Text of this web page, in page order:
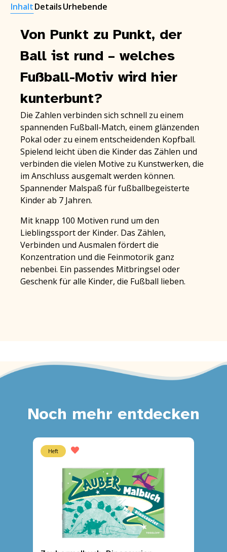
InhaltDetailsUrhebende
Von Punkt zu Punkt, der
Ball ist rund – welches
Fußball-Motiv wird hier
kunterbunt?
Die Zahlen verbinden sich schnell zu einem
spannenden Fußball-Match, einem glänzenden
Pokal oder zu einem entscheidenden Kopfball.
Spielend leicht üben die Kinder das Zählen und
verbinden die vielen Motive zu Kunstwerken, die
im Anschluss ausgemalt werden können.
Spannender Malspaß für fußballbegeisterte
Kinder ab 7 Jahren.
Mit knapp 100 Motiven rund um den
Lieblingssport der Kinder. Das Zählen,
Verbinden und Ausmalen fördert die
Konzentration und die Feinmotorik ganz
nebenbei. Ein passendes Mitbringsel oder
Geschenk für alle Kinder, die Fußball lieben.
Noch mehr entdecken
Heft